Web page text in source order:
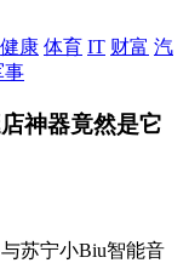
健康 体育 IT 财富 汽
事
神器竟然是它
苏宁小Biu智能音